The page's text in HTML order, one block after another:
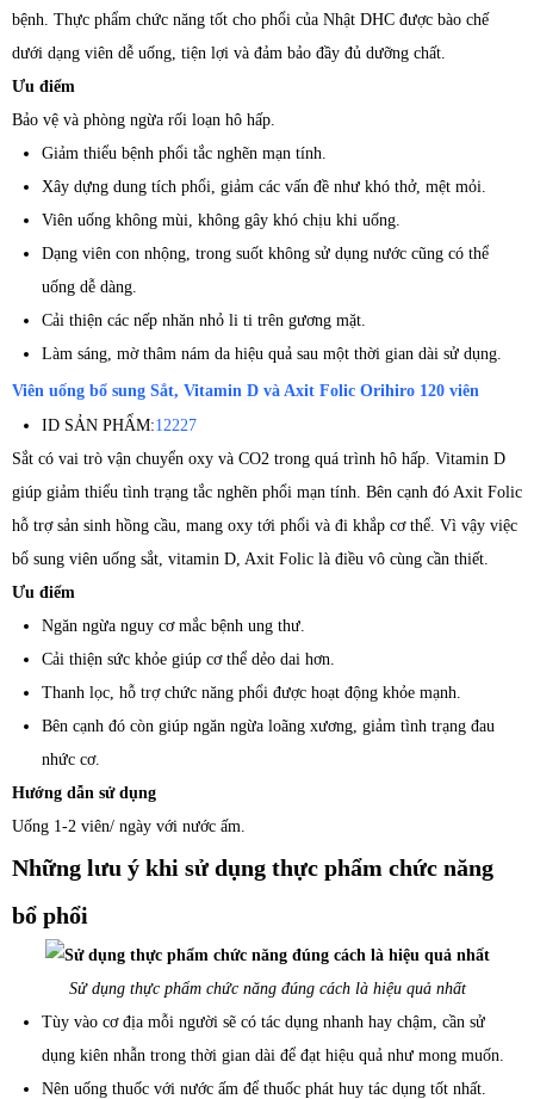
bệnh. Thực phẩm chức năng tốt cho phổi của Nhật DHC được bào chế
dưới dạng viên dễ uống, tiện lợi và đảm bảo đầy đủ dưỡng chất.
Ưu điểm
Bảo vệ và phòng ngừa rối loạn hô hấp.
Giảm thiểu bệnh phổi tắc nghẽn mạn tính.
Xây dựng dung tích phổi, giảm các vấn đề như khó thở, mệt mỏi.
Viên uống không mùi, không gây khó chịu khi uống.
Dạng viên con nhộng, trong suốt không sử dụng nước cũng có thể
uống dễ dàng.
Cải thiện các nếp nhăn nhỏ li ti trên gương mặt.
Làm sáng, mờ thâm nám da hiệu quả sau một thời gian dài sử dụng.
Viên uống bổ sung Sắt, Vitamin D và Axit Folic Orihiro 120 viên
ID SẢN PHẨM:12227
Sắt có vai trò vận chuyển oxy và CO2 trong quá trình hô hấp. Vitamin D
giúp giảm thiểu tình trạng tắc nghẽn phổi mạn tính. Bên cạnh đó Axit Folic
hỗ trợ sản sinh hồng cầu, mang oxy tới phổi và đi khắp cơ thể. Vì vậy việc
bổ sung viên uống sắt, vitamin D, Axit Folic là điều vô cùng cần thiết.
Ưu điểm
Ngăn ngừa nguy cơ mắc bệnh ung thư.
Cải thiện sức khỏe giúp cơ thể dẻo dai hơn.
Thanh lọc, hỗ trợ chức năng phổi được hoạt động khỏe mạnh.
Bên cạnh đó còn giúp ngăn ngừa loãng xương, giảm tình trạng đau
nhức cơ.
Hướng dẫn sử dụng
Uống 1-2 viên/ ngày với nước ấm.
Những lưu ý khi sử dụng thực phẩm chức năng
bổ phổi
Sử dụng thực phẩm chức năng đúng cách là hiệu quả nhất
Tùy vào cơ địa mỗi người sẽ có tác dụng nhanh hay chậm, cần sử
dụng kiên nhẫn trong thời gian dài để đạt hiệu quả như mong muốn.
Nên uống thuốc với nước ấm để thuốc phát huy tác dụng tốt nhất.